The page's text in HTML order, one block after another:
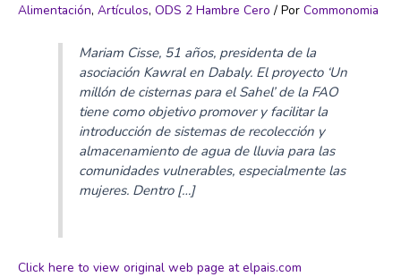
Alimentación, Artículos, ODS 2 Hambre Cero / Por Commonomia
Mariam Cisse, 51 años, presidenta de la
asociación Kawral en Dabaly. El proyecto ‘Un
millón de cisternas para el Sahel’ de la FAO
tiene como objetivo promover y facilitar la
introducción de sistemas de recolección y
almacenamiento de agua de lluvia para las
comunidades vulnerables, especialmente las
mujeres. Dentro […]
Click here to view original web page at elpais.com